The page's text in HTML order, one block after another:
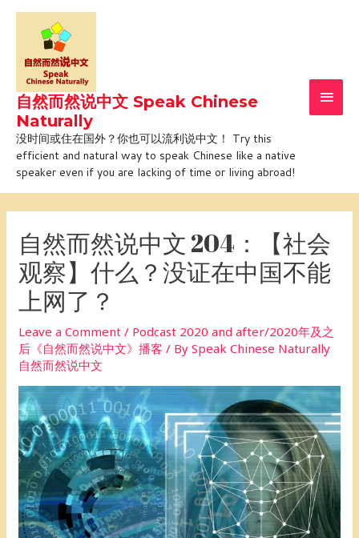
Skip
content
自然而然说中文 Speak Chinese
Naturally
没时间或住在国外？你也可以流利说中文！ Try this
efficient and natural way to speak Chinese like a native
speaker even if you are lacking of time or living abroad!
自然而然说中文 204：【社会
观察】什么？没证在中国不能
上网了？
Leave a Comment / Podcast 2020 and after/2020年及之
后《自然而然说中文》播客 / BySpeak Chinese Naturally
自然而然说中文